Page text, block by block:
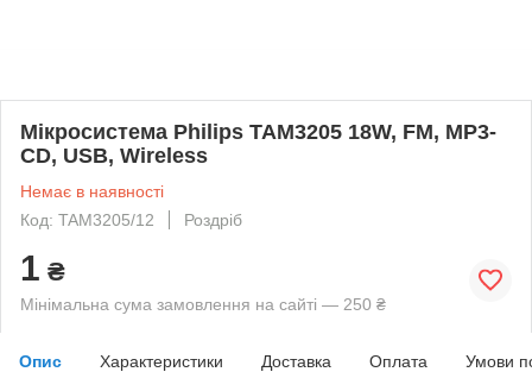
Мікросистема Philips TAM3205 18W, FM, MP3-
CD, USB, Wireless
Немає в наявності
Код: TAM3205/12
Роздріб
1 ₴
Мінімальна сума замовлення на сайті — 250 ₴
Опис Характеристики Доставка Оплата Умови